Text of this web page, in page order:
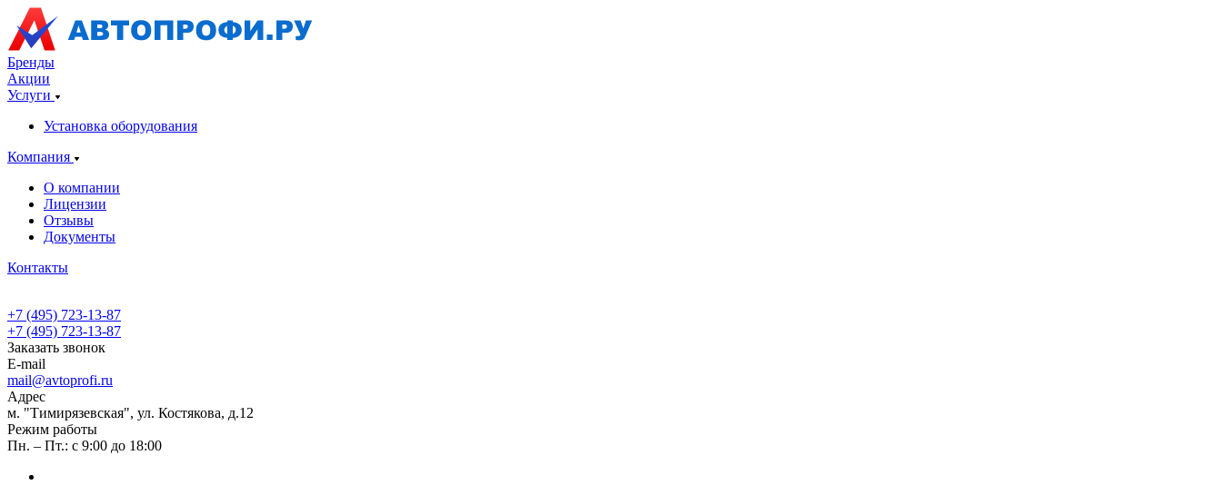
Бренды
Акции
Услуги
Установка оборудования
Компания
О компании
Лицензии
Отзывы
Документы
Контакты
+7 (495) 723-13-87
+7 (495) 723-13-87
Заказать звонок
E-mail
mail@avtoprofi.ru
Адрес
м. "Тимирязевская", ул. Костякова, д.12
Режим работы
Пн. – Пт.: с 9:00 до 18:00